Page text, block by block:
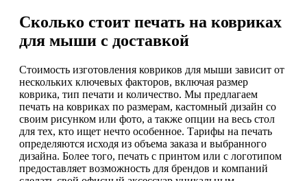
Сколько стоит печать на ковриках
для мыши с доставкой
Стоимость изготовления ковриков для мыши зависит от
нескольких ключевых факторов, включая размер
коврика, тип печати и количество. Мы предлагаем
печать на ковриках по размерам, кастомный дизайн со
своим рисунком или фото, а также опции на весь стол
для тех, кто ищет нечто особенное. Тарифы на печать
определяются исходя из объема заказа и выбранного
дизайна. Более того, печать с принтом или с логотипом
предоставляет возможность для брендов и компаний